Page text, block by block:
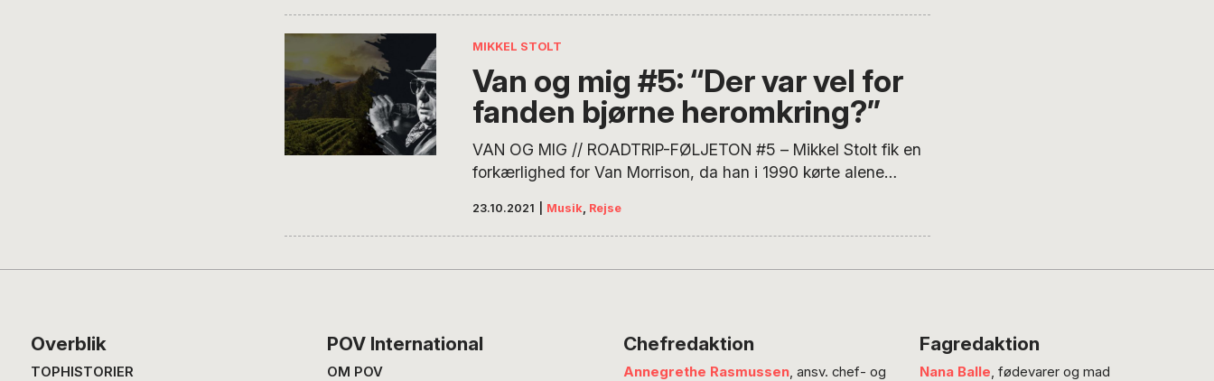
For nylig fandt han sine gamle dagbogsnotater og nogle
billeder frem. Herudaf voksede en musikalsk roadtrip-føljeton i
MIKKEL STOLT
Van og mig #5: “Der var vel for
fanden bjørne heromkring?”
VAN OG MIG // ROADTRIP-FØLJETON #5 – Mikkel Stolt fik en
forkærlighed for Van Morrison, da han i 1990 kørte alene
nemlig Van Morrisons album No Guru, No Method, No Teacher.
For nylig fandt han sine gamle dagbogsnotater og nogle
23.10.2021 Musik, Rejse
Footer
Overblik
TOPHISTORIER
POV International
OM POV
Chefredaktion
Annegrethe Rasmussen, ansv. chef- og
Fagredaktion
Nana Balle, fødevarer og mad